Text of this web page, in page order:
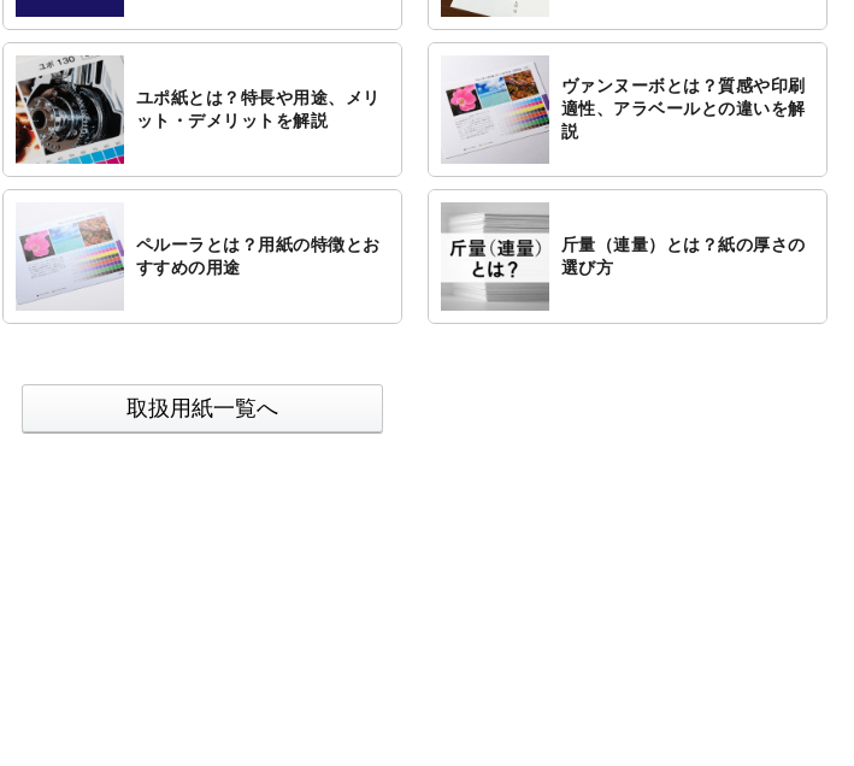
ユポ紙とは？特長や用途、メリ
ット・デメリットを解説
ヴァンヌーボとは？質感や印刷
適性、アラベールとの違いを解
説
ペルーラとは？用紙の特徴とお
すすめの用途
斤量（連量）とは？紙の厚さの
選び方
取扱用紙一覧へ